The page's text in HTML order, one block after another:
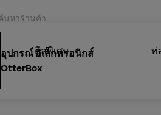
ดีลพิเศษ ท่
อุปกรณ์ อิเล็กทรอนิกส์
OtterBox